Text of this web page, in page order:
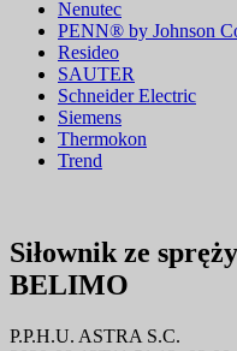
Nenutec
PENN® by Johnson
Resideo
SAUTER
Schneider Electric
Siemens
Thermokon
Trend
Siłownik ze
BELIMO
P.P.H.U. ASTRA S.C.